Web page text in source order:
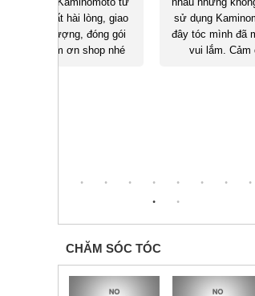
sử dụng Kaminomoto Ladies EX giờ
đây tóc mình đã mọc đều trở lại mình
vui lắm. Cảm ơn Kaminomoto
CHĂM SÓC TÓC